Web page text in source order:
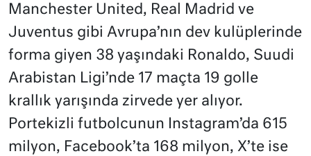
Manchester United, Real Madrid ve
Juventus gibi Avrupa’nın dev kulüplerinde
forma giyen 38 yaşındaki Ronaldo, Suudi
Arabistan Ligi’nde 17 maçta 19 golle
krallık yarışında zirvede yer alıyor.
Portekizli futbolcunun Instagram’da 615
milyon, Facebook’ta 168 milyon, X’te ise